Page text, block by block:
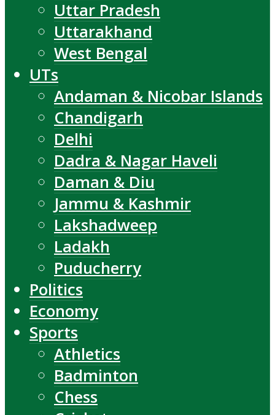
Uttar Pradesh
Uttarakhand
West Bengal
UTs
Andaman & Nicobar Islands
Chandigarh
Delhi
Dadra & Nagar Haveli
Daman & Diu
Jammu & Kashmir
Lakshadweep
Ladakh
Puducherry
Politics
Economy
Sports
Athletics
Badminton
Chess